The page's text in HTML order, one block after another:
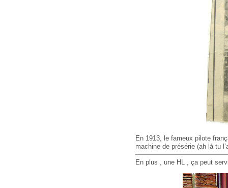
En 1913, le fameux pilote
machine de présérie (ah là tu
En plus , une HL , ça peut